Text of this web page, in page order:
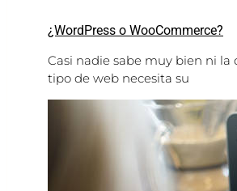
¿WordPress o WooCommerce?
Casi nadie sabe muy bien ni la
tipo de web necesita su